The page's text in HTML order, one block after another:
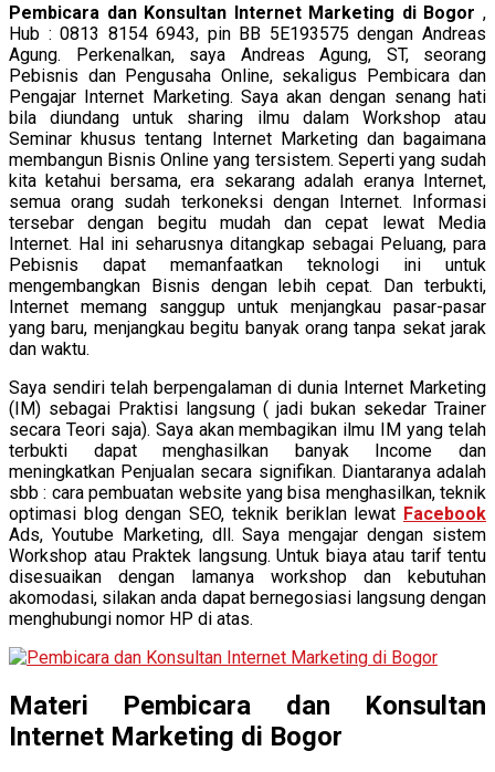
Pembicara dan Konsultan Internet Marketing di Bogor ,
Hub : 0813 8154 6943, pin BB 5E193575 dengan Andreas
Agung. Perkenalkan, saya Andreas Agung, ST, seorang
Pebisnis dan Pengusaha Online, sekaligus Pembicara dan
Pengajar Internet Marketing. Saya akan dengan senang hati
bila diundang untuk sharing ilmu dalam Workshop atau
Seminar khusus tentang Internet Marketing dan bagaimana
membangun Bisnis Online yang tersistem. Seperti yang sudah
kita ketahui bersama, era sekarang adalah eranya Internet,
semua orang sudah terkoneksi dengan Internet. Informasi
tersebar dengan begitu mudah dan cepat lewat Media
Internet. Hal ini seharusnya ditangkap sebagai Peluang, para
Pebisnis dapat memanfaatkan teknologi ini untuk
mengembangkan Bisnis dengan lebih cepat. Dan terbukti,
Internet memang sanggup untuk menjangkau pasar-pasar
yang baru, menjangkau begitu banyak orang tanpa sekat jarak
dan waktu.
Saya sendiri telah berpengalaman di dunia Internet Marketing
(IM) sebagai Praktisi langsung ( jadi bukan sekedar Trainer
secara Teori saja). Saya akan membagikan ilmu IM yang telah
terbukti dapat menghasilkan banyak Income dan
meningkatkan Penjualan secara signifikan. Diantaranya adalah
sbb : cara pembuatan website yang bisa menghasilkan, teknik
optimasi blog dengan SEO, teknik beriklan lewat Facebook
Ads, Youtube Marketing, dll. Saya mengajar dengan sistem
Workshop atau Praktek langsung. Untuk biaya atau tarif tentu
disesuaikan dengan lamanya workshop dan kebutuhan
akomodasi, silakan anda dapat bernegosiasi langsung dengan
menghubungi nomor HP di atas.
Materi Pembicara dan Konsultan
Internet Marketing di Bogor